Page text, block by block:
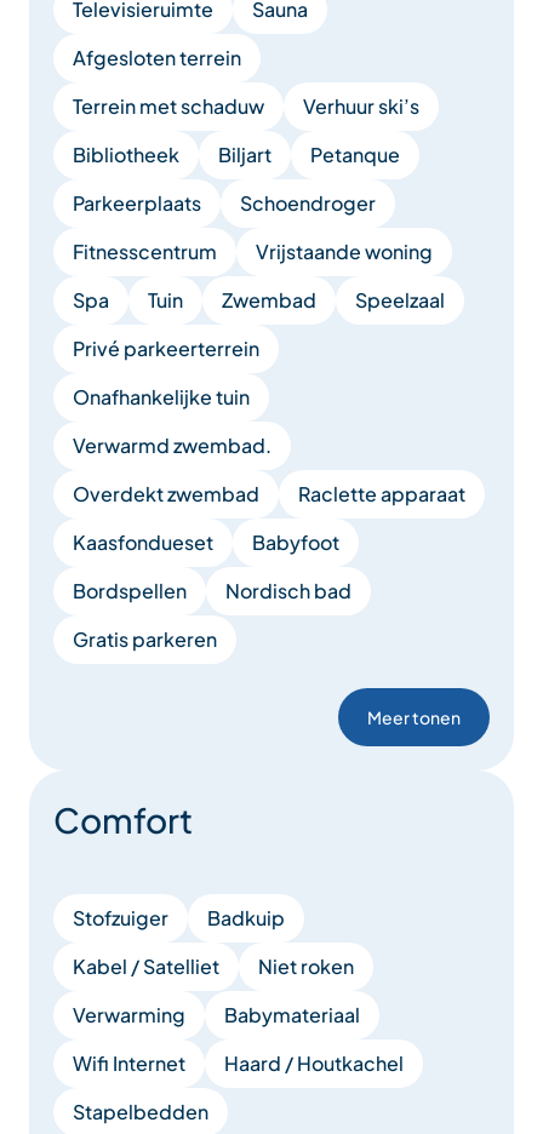
Televisieruimte
Sauna
Afgesloten terrein
Terrein met schaduw
Verhuur ski’s
Bibliotheek
Biljart
Petanque
Parkeerplaats
Schoendroger
Fitnesscentrum
Vrijstaande woning
Spa
Tuin Zwembad
Speelzaal
Privé parkeerterrein
Onafhankelijke tuin
Verwarmd zwembad.
Overdekt zwembad
Raclette apparaat
Kaasfondueset
Babyfoot
Bordspellen
Nordisch bad
Gratis parkeren
Meer tonen
Comfort
Stofzuiger
Badkuip
Kabel / Satelliet
Niet roken
Verwarming
Babymateriaal
Wifi Internet
Haard / Houtkachel
Stapelbedden